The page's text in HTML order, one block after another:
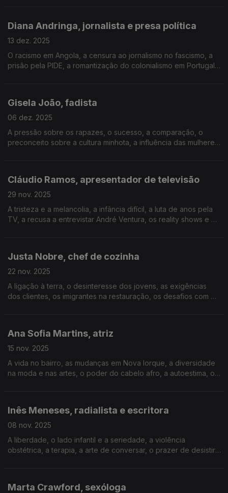
Diana Andringa, jornalista e presa política
13 dez. 2025
O racismo em Angola, a censura ao jornalismo no fascismo, a
prisão pela PIDE, a romantização do colonialismo em Portugal,
Gisela João, fadista
06 dez. 2025
A pressão sobre os rapazes, o sucesso, a comparação, o
preconceito sobre a cultura minhota, a influência das mulheres,
Cláudio Ramos, apresentador de televisão
29 nov. 2025
A tristeza e a melancolia, a infância difícil, a luta de anos pela
TV, a recusa a entrevistar André Ventura, os reality shows e o
Justa Nobre, chef de cozinha
22 nov. 2025
A ligação à terra, o desinteresse dos jovens, as exigências
dos clientes, os imigrantes na restauração, os desafios com o
Ana Sofia Martins, atriz
15 nov. 2025
A vida no bairro, as mudanças em Nova Iorque, a diversidade
na moda e nas artes, o poder do cabelo afro, a autoestima, o
Inês Meneses, radialista e escritora
08 nov. 2025
A liberdade, o lado infantil e a seriedade, a violência
obstétrica, a terapia, a arte de conversar, o prazer de desistir,
Marta Crawford, sexóloga